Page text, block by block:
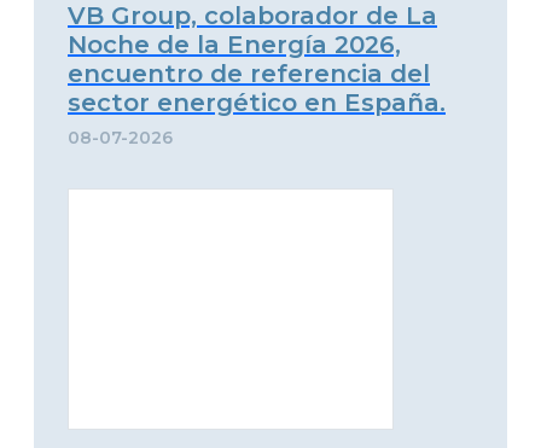
VB Group, colaborador de La
Noche de la Energía 2026,
encuentro de referencia del
sector energético en España.
08-07-2026